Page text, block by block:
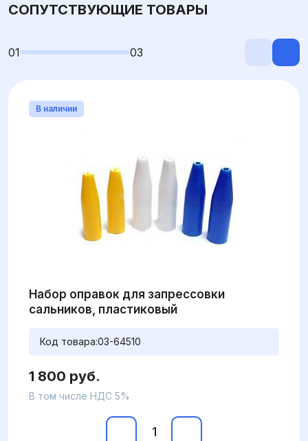
СОПУТСТВУЮЩИЕ ТОВАРЫ
01 03
В наличии
Набор оправок для запрессовки
сальников, пластиковый
Код товара:03-64510
1 800 руб.
В том числе НДС 5%